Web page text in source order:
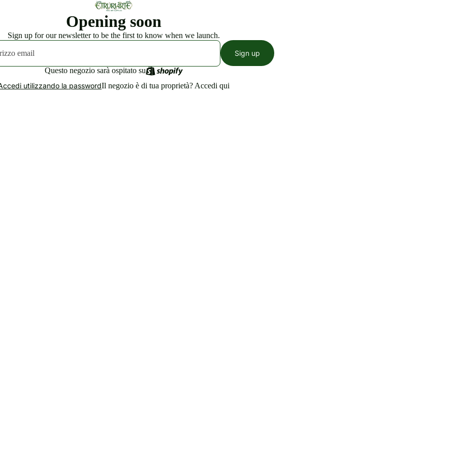
Opening soon
Sign up for our newsletter to be the first to know when we launch.
Sign up
Questo negozio sarà ospitato su
utilizzando la passwordIl negozio è di tua proprietà? Accedi qui